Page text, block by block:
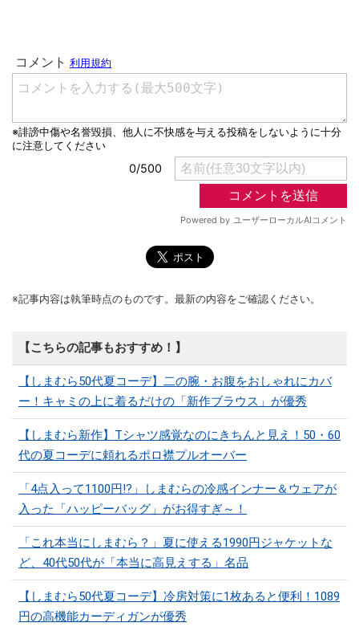
※記事内容は執筆時点のものです。最新の内容をご確認ください。
【こちらの記事もおすすめ！】
【しまむら50代夏コーデ】二の腕・お腹をおしゃれにカバ
ー！キャミの上に着るだけの「新作ブラウス」が優秀
【しまむら新作】Tシャツ感覚なのにきちんと見え！50・60
代の夏コーデに頼れるポロ襟プルオーバー
「4点入って1100円!?」しまむらの冷感インナー＆ウェアが
入った「ハッピーバッグ」がお得すぎ～！
「これ本当にしまむら？」夏に使える1990円ジャケットな
ど、40代50代が「本当に高見えする」名品
【しまむら50代夏コーデ】冷房対策に1枚あると便利！1089
円の高機能カーディガンが優秀